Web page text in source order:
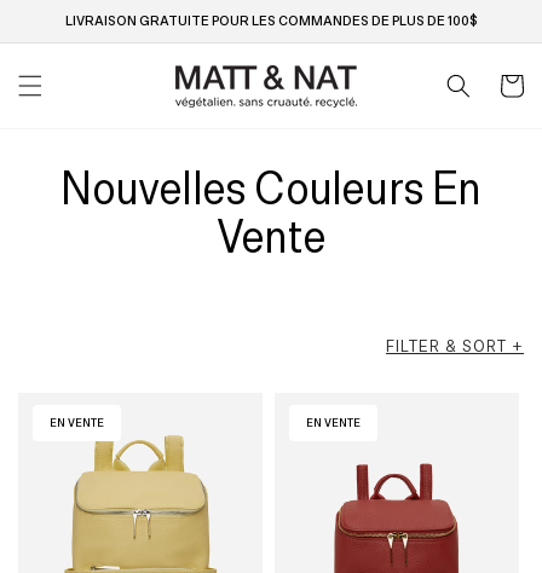
et passer
LIVRAISON GRATUITE POUR LES COMMANDES DE PLUS DE 100$
Panier
Nouvelles Couleurs En
Vente
FILTER & SORT +
EN VENTE EN VENTE